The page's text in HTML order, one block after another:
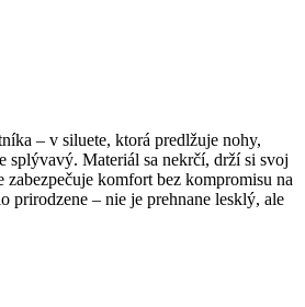
– v siluete, ktorá predlžuje nohy,
splývavý. Materiál sa nekrčí, drží si svoj
komfort bez kompromisu na
prirodzene – nie je prehnane lesklý, ale